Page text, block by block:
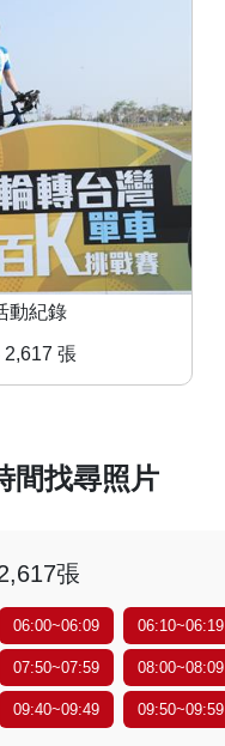
動紀錄
2,617 張
間找尋照片
張
06:00~06:09 06:10~06:19
07:50~07:59 08:00~08:09
09:40~09:49 09:50~09:59